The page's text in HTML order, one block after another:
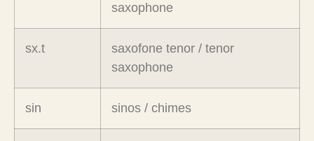
saxophone
sx.t
saxofone tenor / tenor
saxophone
sin sinos / chimes